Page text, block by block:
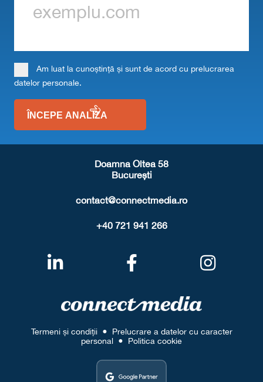
Am luat la cunoștință și sunt de acord cu prelucrarea
datelor personale.
Doamna Oltea 58
București
contact@connectmedia.ro
+40 721 941 266
Termeni și condiții● Prelucrare a datelor cu caracter
personal ● Politica cookie